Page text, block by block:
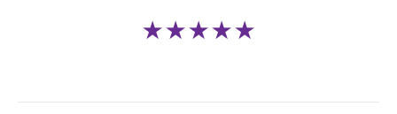
★★★★★